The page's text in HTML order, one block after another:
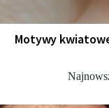
Motywy